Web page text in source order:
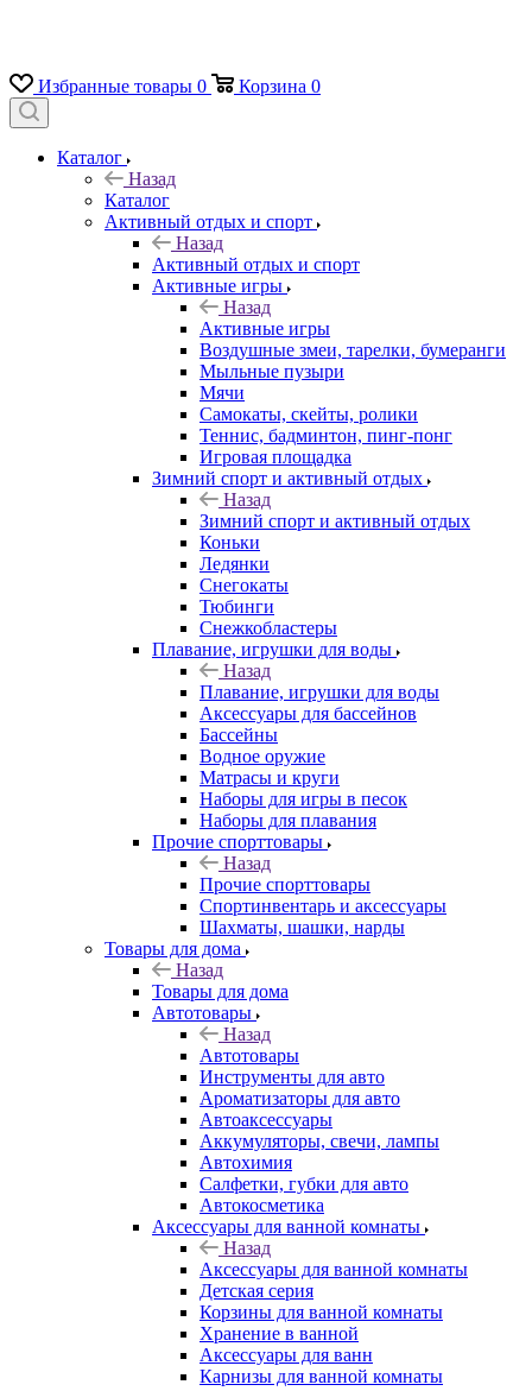
Избранные товары 0 Корзина 0
Каталог
Назад
Каталог
Активный отдых и спорт
Назад
Активный отдых и спорт
Активные игры
Назад
Активные игры
Воздушные змеи, тарелки, бумеранги
Мыльные пузыри
Мячи
Самокаты, скейты, ролики
Теннис, бадминтон, пинг-понг
Игровая площадка
Зимний спорт и активный отдых
Назад
Зимний спорт и активный отдых
Коньки
Ледянки
Снегокаты
Тюбинги
Снежкобластеры
Плавание, игрушки для воды
Назад
Плавание, игрушки для воды
Аксессуары для бассейнов
Бассейны
Водное оружие
Матрасы и круги
Наборы для игры в песок
Наборы для плавания
Прочие спорттовары
Назад
Прочие спорттовары
Спортинвентарь и аксессуары
Шахматы, шашки, нарды
Товары для дома
Назад
Товары для дома
Автотовары
Назад
Автотовары
Инструменты для авто
Ароматизаторы для авто
Автоаксессуары
Аккумуляторы, свечи, лампы
Автохимия
Салфетки, губки для авто
Автокосметика
Аксессуары для ванной комнаты
Назад
Аксессуары для ванной комнаты
Детская серия
Корзины для ванной комнаты
Хранение в ванной
Аксессуары для ванн
Карнизы для ванной комнаты